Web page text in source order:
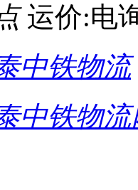
运价:电
中铁物流
中铁物